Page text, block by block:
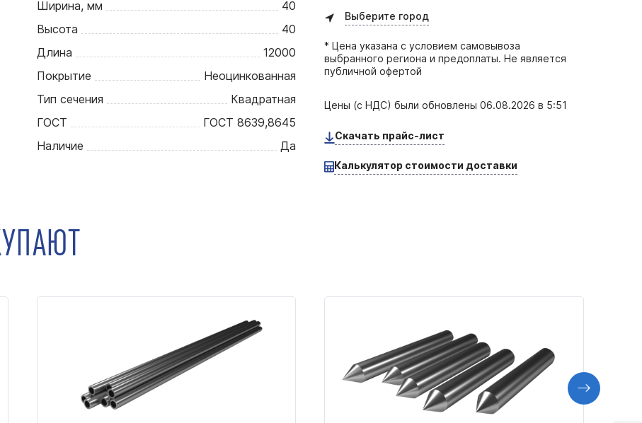
Ширина, мм
40
Высота
40
Длина
12000
Покрытие
Неоцинкованная
Тип сечения
Квадратная
ГОСТ
ГОСТ 8639,8645
Наличие
Да
Выберите город
* Цена указана с условием самовывоза
выбранного региона и предоплаты. Не является
публичной офертой
Цены (с НДС) были обновлены06.08.2026 в 5:51
Скачать прайс-лист
Калькулятор стоимости доставки